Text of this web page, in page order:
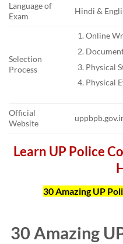
Language of
Exam
Hindi &
Selection
Process
Online
Physical
Physical
Official
Website
Learn UP Police
30 Amazing UP
30 Amazing